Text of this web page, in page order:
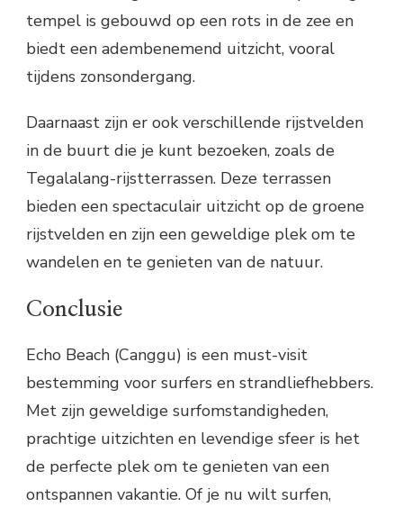
tempel is gebouwd op een rots in de zee en
biedt een adembenemend uitzicht, vooral
tijdens zonsondergang.
Daarnaast zijn er ook verschillende rijstvelden
in de buurt die je kunt bezoeken, zoals de
Tegalalang-rijstterrassen. Deze terrassen
bieden een spectaculair uitzicht op de groene
rijstvelden en zijn een geweldige plek om te
wandelen en te genieten van de natuur.
Conclusie
Echo Beach (Canggu) is een must-visit
bestemming voor surfers en strandliefhebbers.
Met zijn geweldige surfomstandigheden,
prachtige uitzichten en levendige sfeer is het
de perfecte plek om te genieten van een
ontspannen vakantie. Of je nu wilt surfen,